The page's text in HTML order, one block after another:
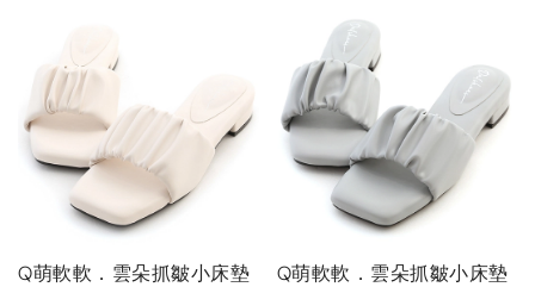
Q萌軟軟．雲朵抓皺小床墊
Q萌軟軟．雲朵抓皺小床墊